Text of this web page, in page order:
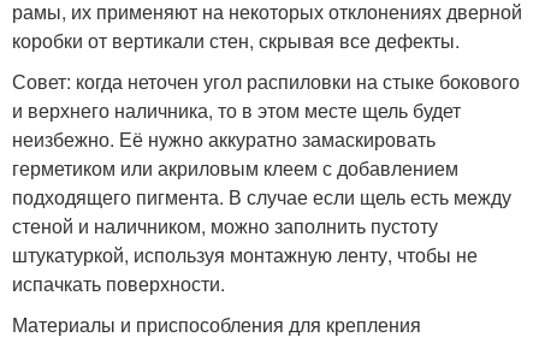
рамы, их применяют на некоторых отклонениях дверной
коробки от вертикали стен, скрывая все дефекты.
Совет: когда неточен угол распиловки на стыке бокового
и верхнего наличника, то в этом месте щель будет
неизбежно. Её нужно аккуратно замаскировать
герметиком или акриловым клеем с добавлением
подходящего пигмента. В случае если щель есть между
стеной и наличником, можно заполнить пустоту
штукатуркой, используя монтажную ленту, чтобы не
испачкать поверхности.
Материалы и приспособления для крепления